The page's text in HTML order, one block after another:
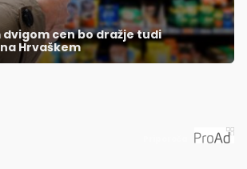
cen bo dražje tudi
Hrvaškem